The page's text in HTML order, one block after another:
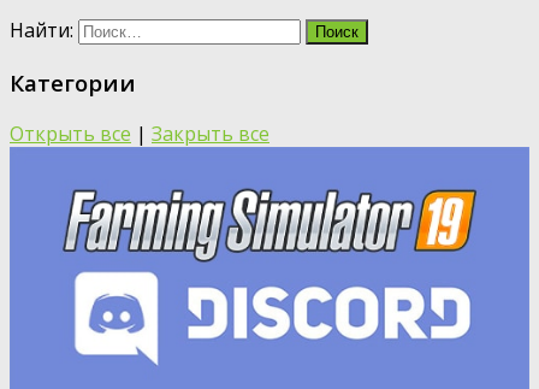
Найти:
Категории
Открыть все | Закрыть все